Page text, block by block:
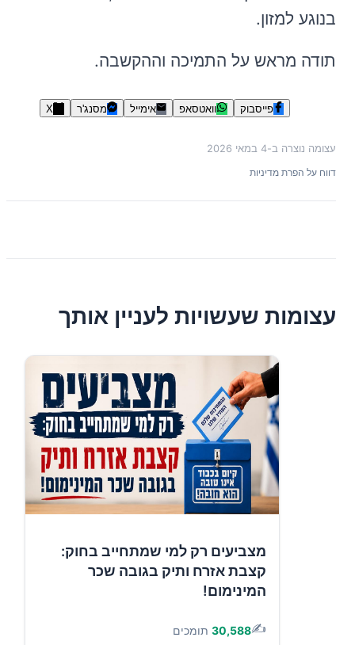
בנוגע למזון.
תודה מראש על התמיכה וההקשבה.
פייסבוק וואטסאפ אימייל מסנג'ר X
עצומה נוצרה ב-4 במאי 2026
דווח על הפרת מדיניות
עצומות שעשויות לעניין אותך
מצביעים רק למי שמתחייב בחוק:
קצבת אזרח ותיק בגובה שכר
המינימום!
✍️
30,588 תומכים